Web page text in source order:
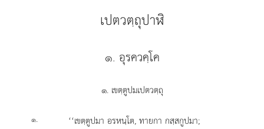
เปตวตฺถุปาฬิ
๑. อุรควคฺโค
๑. เขตฺตูปมเปตวตฺถุ
๑. ‘‘เขตฺตูปมา อรหนฺโต, ทายกา กสฺสกูปมา;